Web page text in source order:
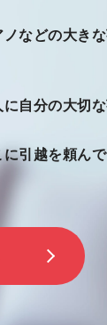
ノなどの大き
に自分の大切
に引越を頼ん